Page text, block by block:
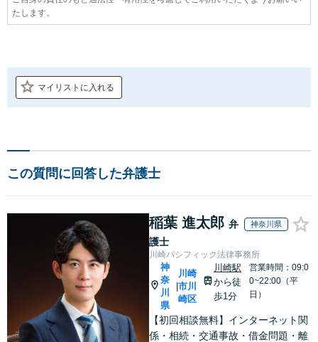
たします。
マイリストに入れる
この質問に回答した弁護士
稲葉 進太郎 弁
護士
神奈川県
川崎パシフィック法律事務所
神
奈
川
県
|
川崎
市川
崎区
川崎駅
から徒
歩1分
営業時間：09:0
0~22:00（平
日）
【初回相談無料】インターネット関
係・相続・交通事故・借金問題・離